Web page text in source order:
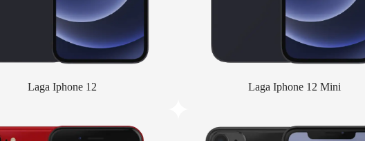
Laga Iphone 12 Laga Iphone 12 Mini